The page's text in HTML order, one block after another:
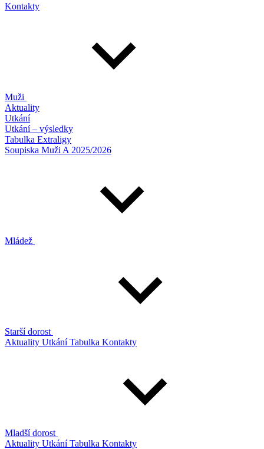
Kontakty
Muži
Aktuality
Utkání
Utkání – výsledky
Tabulka Extraligy
Soupiska Muži A 2025/2026
Mládež
Starší dorost
Aktuality UtkáníTabulka Kontakty
Mladší dorost
Aktuality UtkáníTabulka Kontakty